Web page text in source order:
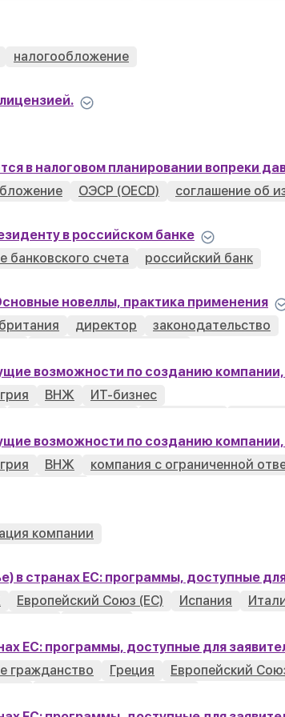
налогообложение
в налоговом планировании вопреки
ОЭСР (OECD)
соглашение об
в российском банке
банковского счета
российский банк
новеллы, практика применения
директор
законодательство
возможности по созданию
ВНЖ
ИТ-бизнес
возможности по созданию
ВНЖ
компания с ограниченной
компании
в странах ЕС: программы, доступные
Европейский Союз (ЕС) Испания
ЕС: программы, доступные для
гражданство Греция Европейский